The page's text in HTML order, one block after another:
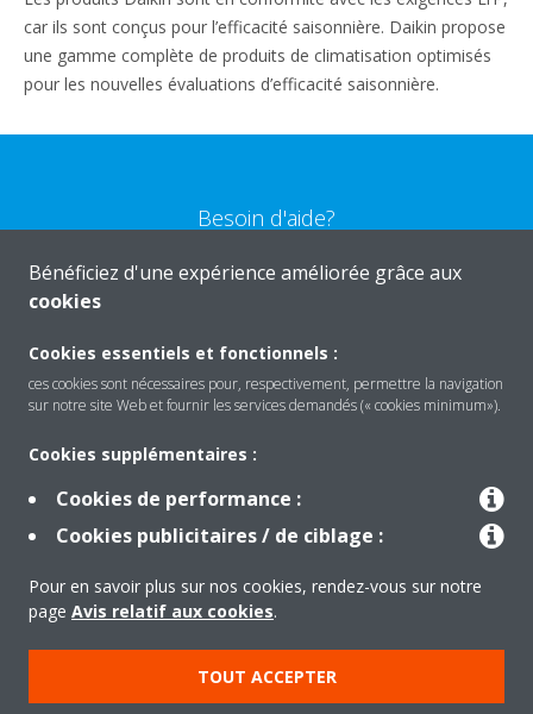
car ils sont conçus pour l’efficacité saisonnière. Daikin propose
une gamme complète de produits de climatisation optimisés
pour les nouvelles évaluations d’efficacité saisonnière.
Besoin d'aide?
CONTACTEZ-NOUS
Solutions
À propos de Daikin
Copyright © Daikin
Bénéficiez d'une expérience améliorée grâce aux
cookies
Cookies essentiels et fonctionnels :
ces cookies sont nécessaires pour, respectivement, permettre la navigation
sur notre site Web et fournir les services demandés (« cookies minimum»).
Cookies supplémentaires :
Cookies de performance :
Cookies publicitaires / de ciblage :
Pour en savoir plus sur nos cookies, rendez-vous sur notre
page Avis relatif aux cookies.
TOUT ACCEPTER